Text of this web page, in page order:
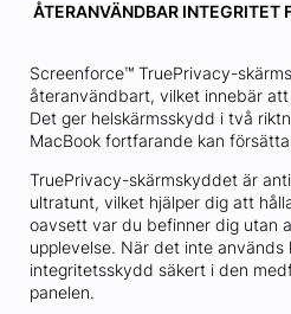
ÅTERANVÄNDBAR INTEGRITET
Screenforce™ TruePrivacy-
återanvändbart, vilket innebär
Det ger helskärmsskydd i två
MacBook fortfarande kan
TruePrivacy-skärmskyddet är
ultratunt, vilket hjälper dig att
oavsett var du befinner dig utan
upplevelse. När det inte
integritetsskydd säkert i den
panelen.